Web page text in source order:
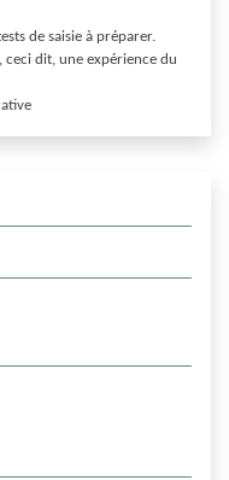
de saisie à préparer.
ceci dit, une expérience du